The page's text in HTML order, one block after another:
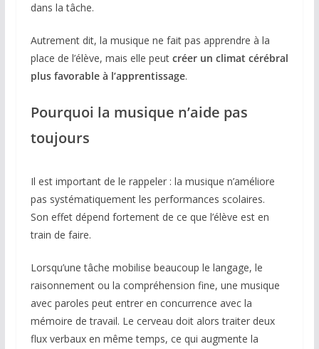
dans la tâche.
Autrement dit, la musique ne fait pas apprendre à la
place de l’élève, mais elle peut créer un climat cérébral
plus favorable à l’apprentissage.
Pourquoi la musique n’aide pas
toujours
Il est important de le rappeler : la musique n’améliore
pas systématiquement les performances scolaires.
Son effet dépend fortement de ce que l’élève est en
train de faire.
Lorsqu’une tâche mobilise beaucoup le langage, le
raisonnement ou la compréhension fine, une musique
avec paroles peut entrer en concurrence avec la
mémoire de travail. Le cerveau doit alors traiter deux
flux verbaux en même temps, ce qui augmente la